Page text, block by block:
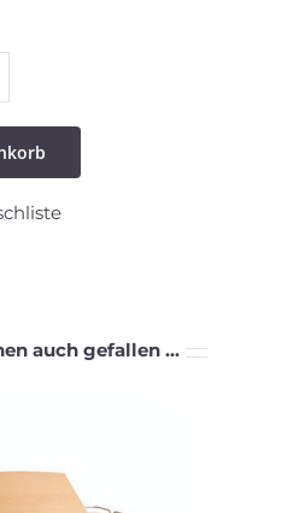
auch gefallen …